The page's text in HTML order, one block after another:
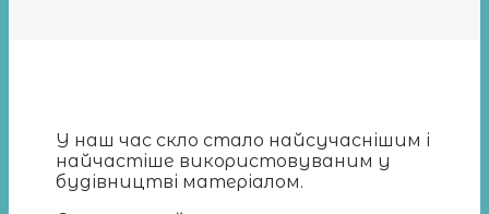
У наш час скло стало найсучаснішим і
найчастіше використовуваним у
будівництві матеріалом.